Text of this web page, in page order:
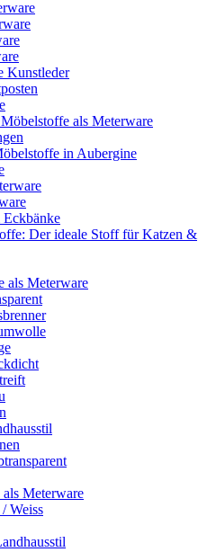
Kunstleder
als Meterware
in Aubergine
Der ideale Stoff für Katzen &
als Meterware
Meterware
Weiss